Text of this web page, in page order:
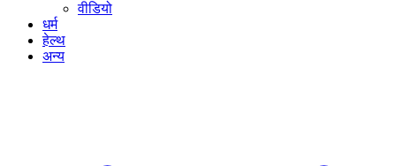
वीडियो
धर्म
हेल्थ
अन्य